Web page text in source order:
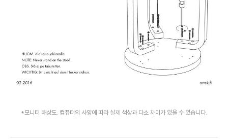
*모니터 해상도, 컴퓨터의 사양에 따라 실제 색상과 다소 차이가 있을 수 있습니다.